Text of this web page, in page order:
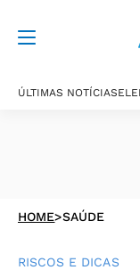
ÚLTIMAS NOTÍCIAS
HOME>SAÚDE
RISCOS E DICAS